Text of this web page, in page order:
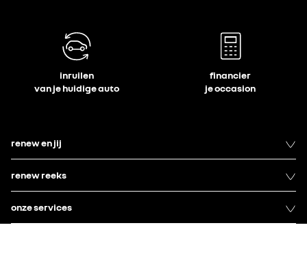
inruilen
van je huidige auto
financier
je occasion
renew en jij
renew reeks
onze services